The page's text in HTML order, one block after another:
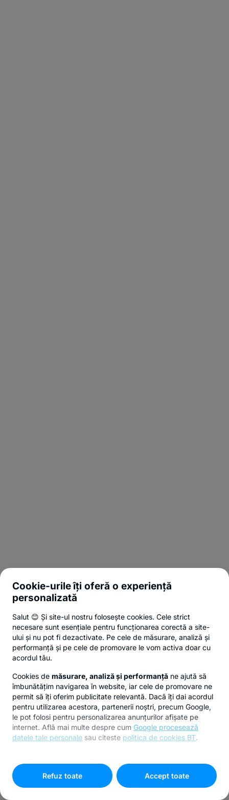
Cookie-urile îți oferă o experiență
personalizată
Salut 😊 Și site-ul nostru folosește cookies. Cele strict
necesare sunt esențiale pentru funcționarea corectă a site-
ului și nu pot fi dezactivate. Pe cele de măsurare, analiză și
performanță și pe cele de promovare le vom activa doar cu
acordul tău.
Cookies de măsurare, analiză și performanță ne ajută să
îmbunătățim navigarea în website, iar cele de promovare ne
permit să îți oferim publicitate relevantă. Dacă îți dai acordul
pentru utilizarea acestora, partenerii noștri, precum Google,
le pot folosi pentru personalizarea anunțurilor afișate pe
internet. Află mai multe despre cum Google procesează
datele tale personale sau citeste politica de cookies BT.
cookies"
Refuz toate
Accept toate